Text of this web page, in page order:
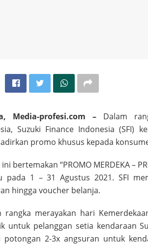
Media-profesi.com –Dalam
Suzuki Finance Indonesia (SFI)
promo khusus kepada
bertemakan “PROMO MERDEKA –
pada 1 – 31 Agustus 2021. SFI
hingga voucher belanja.
rangka merayakan hari
untuk pelanggan setia kendaraan
potongan 2-3x angsuran untuk